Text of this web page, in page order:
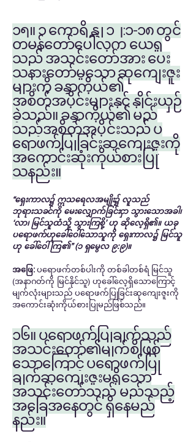
၁၅။ ၁ ကောရိန္သု ၁၂:၁-၁၈ တွင်
တမန်တော်ပေါလုက ယေရှု
သည် အသင်းတော်အား ပေး
သနားတော်မူသော ဆုကျေးဇူး
များကို ခန္ဓာကိုယ်၏
အစိတ်အပိုင်းများနှင့် နှိုင်းယှဉ်
ခဲ့သည်။ ခန္ဓာကိုယ်၏ မည်
သည့်အစိတ်အပိုင်းသည် ပ
ရောဖက်ပြုခြင်းဆုကျေးဇူးကို
အကောင်းဆုံးကိုယ်စားပြု
သနည်း။
“ရှေးကာလ၌ ဣသရေလအမျိုး၌ လူသည်
ဘုရားသခင်ကို မေးလျှောက်ခြင်းငှာ သွားသောအခါ၊
‘လာ၊ မြင်သူထံသို့ သွားကြစို့’ ဟု ဆိုလေ့ရှိ၏။ ယခု
ပရောဖက်ဟုခေါ်ဝေါ်သောသူကို ရှေးကာလ၌ မြင်သူ
ဟု ခေါ်ဝေါ်ကြ၏” (၁ ရှမွေလ ၉:၉)။
အဖြေ:ပရောဖက်တစ်ပါးကို တစ်ခါတစ်ရံ မြင်သူ
(အနာဂတ်ကို မြင်နိုင်သူ) ဟုခေါ်လေ့ရှိသောကြောင့်
မျက်လုံးများသည် ပရောဖက်ပြုခြင်းဆုကျေးဇူးကို
အကောင်းဆုံးကိုယ်စားပြုမည်ဖြစ်သည်။
၁၆။ ပရောဖက်ပြုချက်သည်
အသင်းတော်၏မျက်စိဖြစ်
သောကြောင့် ပရောဖက်ပြု
ချက်ဆုကျေးဇူးမရှိသော
အသင်းတော်သည် မည်သည့်
အခြေအနေတွင် ရှိနေမည်
နည်း။